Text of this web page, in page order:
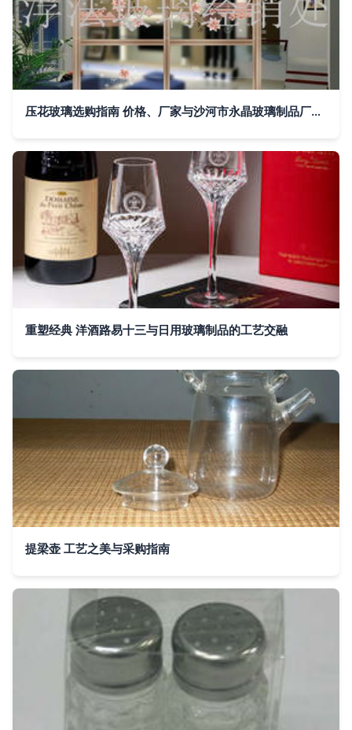
压花玻璃选购指南 价格、厂家与沙河市永晶玻璃制品厂的优势
重塑经典 洋酒路易十三与日用玻璃制品的工艺交融
提梁壶 工艺之美与采购指南